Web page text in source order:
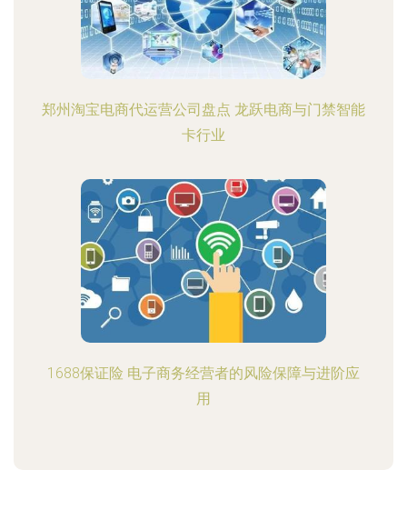
郑州淘宝电商代运营公司盘点 龙跃电商与门禁智能
卡行业
1688保证险 电子商务经营者的风险保障与进阶应
用